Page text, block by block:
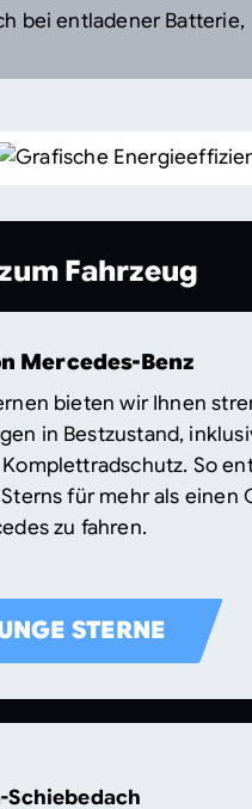
bei entladener Batterie,
Fahrzeug
Mercedes-Benz
bieten wir Ihnen
in Bestzustand,
So
für mehr als einen
zu fahren.
STERNE
Schiebedach